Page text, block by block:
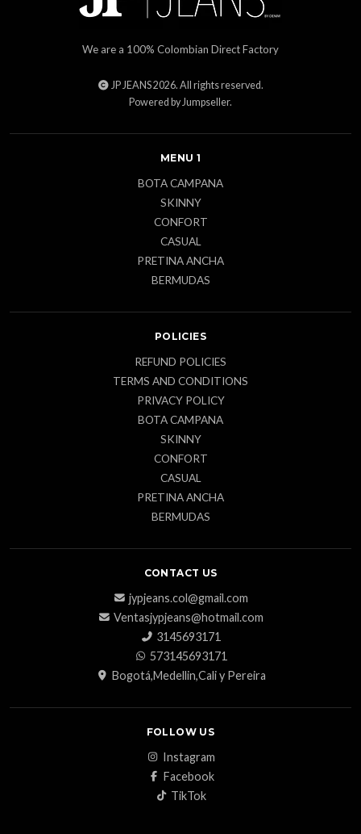
We are a 100% Colombian Direct Factory
JP JEANS 2026. All rights reserved.
Powered by Jumpseller.
MENU 1
BOTA CAMPANA
SKINNY
CONFORT
CASUAL
PRETINA ANCHA
BERMUDAS
POLICIES
REFUND POLICIES
TERMS AND CONDITIONS
PRIVACY POLICY
BOTA CAMPANA
SKINNY
CONFORT
CASUAL
PRETINA ANCHA
BERMUDAS
CONTACT US
jypjeans.col@gmail.com
Ventasjypjeans@hotmail.com
3145693171
573145693171
Bogotá,Medellin,Cali y Pereira
FOLLOW US
Instagram
Facebook
TikTok